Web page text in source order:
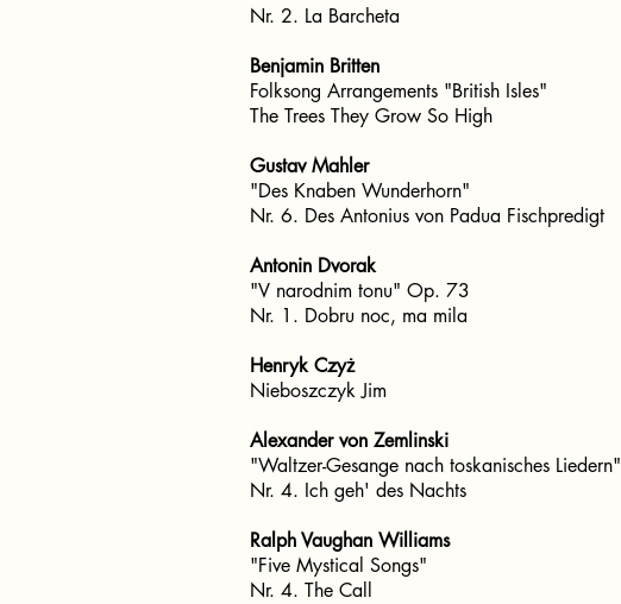
Nr. 2. La Barcheta
Benjamin Britten
Folksong Arrangements "British Isles"
The Trees They Grow So High
Gustav Mahler
"Des Knaben Wunderhorn"
Nr. 6. Des Antonius von Padua Fischpredigt
Antonin Dvorak
"V narodnim tonu" Op. 73
Nr. 1. Dobru noc, ma mila
Henryk Czyż
Nieboszczyk Jim
Alexander von Zemlinski
"Waltzer-Gesange nach toskanisches Liedern"
Nr. 4. Ich geh' des Nachts
Ralph Vaughan Williams
"Five Mystical Songs"
Nr. 4. The Call